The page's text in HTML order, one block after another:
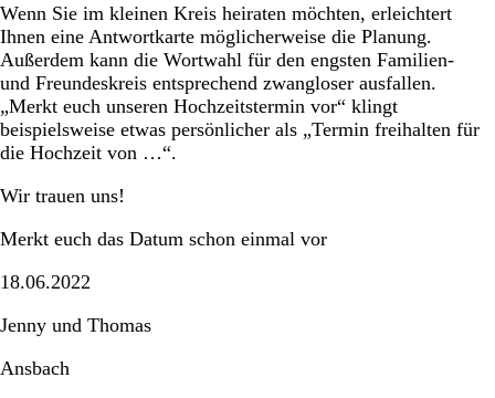
Wenn Sie im kleinen Kreis heiraten möchten, erleichtert
Ihnen eine Antwortkarte möglicherweise die Planung.
Außerdem kann die Wortwahl für den engsten Familien-
und Freundeskreis entsprechend zwangloser ausfallen.
„Merkt euch unseren Hochzeitstermin vor“ klingt
beispielsweise etwas persönlicher als „Termin freihalten für
die Hochzeit von …“.
Wir trauen uns!
Merkt euch das Datum schon einmal vor
18.06.2022
Jenny und Thomas
Ansbach